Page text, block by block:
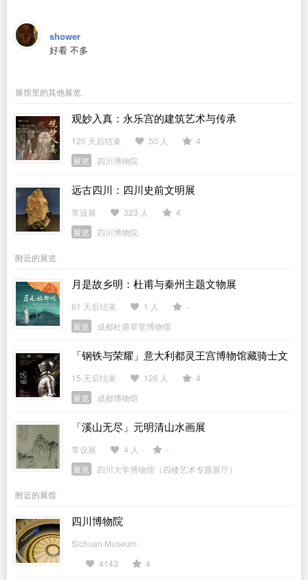
shower
好看 不多
展馆里的其他展览
观妙入真：永乐宫的建筑艺术与传承
120 天后结束 50 人
4
展览
四川博物院
远古四川：四川史前文明展
常设展 323 人
4
展览
四川博物院
附近的展览
月是故乡明：杜甫与秦州主题文物展
61 天后结束 1 人
-
展览
成都杜甫草堂博物馆
「钢铁与荣耀」意大利都灵王宫博物馆藏骑士文
物展
15 天后结束 126 人
4
展览
成都博物馆
「溪山无尽」元明清山水画展
常设展 4 人
-
展览
四川大学博物馆（四楼艺术专题展厅）
附近的展馆
四川博物院
Sichuan Museum
4143
4